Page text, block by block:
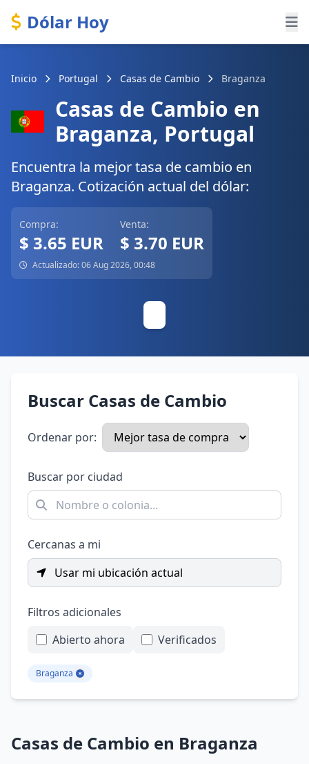
Dólar Hoy
Inicio Portugal Casas de Cambio Braganza
Casas de Cambio en
Braganza, Portugal
Encuentra la mejor tasa de cambio en
Braganza. Cotización actual del dólar:
Compra:
$ 3.65 EUR
Venta:
$ 3.70 EUR
Actualizado: 06 Aug 2026, 00:48
Buscar Casas de Cambio
Ordenar por:
Buscar por ciudad
Cercanas a mi
Usar mi ubicación actual
Filtros adicionales
Abierto ahora
Verificados
Braganza
Casas de Cambio en Braganza